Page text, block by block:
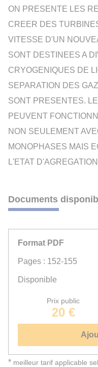
ON PRESENTE LES
CREER DES
VITESSE D'UN
SONT DESTINEES A
CRYOGENIQUES DE
SEPARATION DES
SONT PRESENTES.
PEUVENT
NON SEULEMENT
MONOPHASES MAIS
L'ETAT
Documents
Format PDF
Pages : 152-155
Disponible
Prix public
20 €
* meilleur tarif applicable